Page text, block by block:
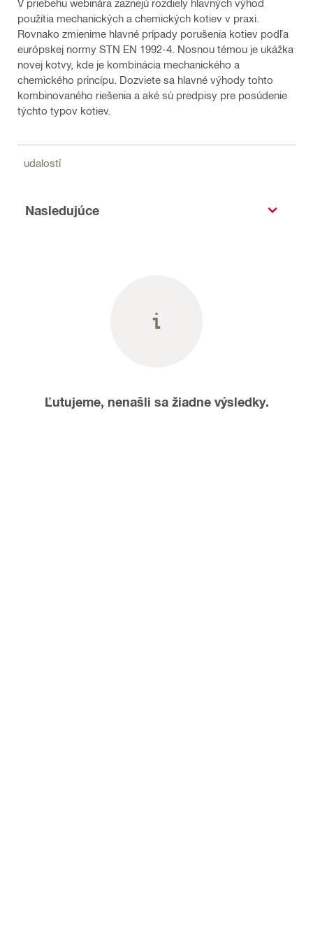
V priebehu webinára zaznejú rozdiely hlavných výhod
použitia mechanických a chemických kotiev v praxi.
Rovnako zmienime hlavné prípady porušenia kotiev podľa
európskej normy STN EN 1992-4. Nosnou témou je ukážka
novej kotvy, kde je kombinácia mechanického a
chemického princípu. Dozviete sa hlavné výhody tohto
kombinovaného riešenia a aké sú predpisy pre posúdenie
týchto typov kotiev.
udalostí
Nasledujúce
Ľutujeme, nenašli sa žiadne výsledky.